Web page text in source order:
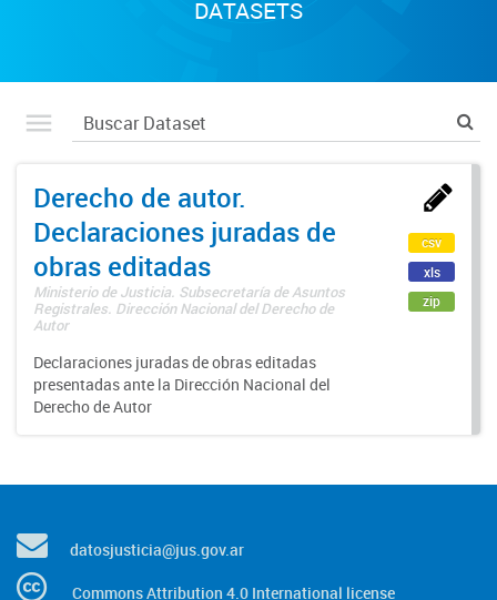
DATASETS
Derecho de autor.
Declaraciones juradas de
obras editadas
Ministerio de Justicia. Subsecretaría de Asuntos
Registrales. Dirección Nacional del Derecho de
Autor
Declaraciones juradas de obras editadas
presentadas ante la Dirección Nacional del
Derecho de Autor
csv
xls
zip
datosjusticia@jus.gov.ar
Commons Attribution 4.0 International license